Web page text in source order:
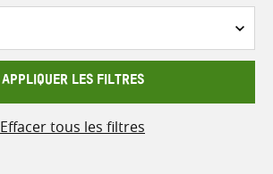
APPLIQUER LES FILTRES
Effacer tous les filtres